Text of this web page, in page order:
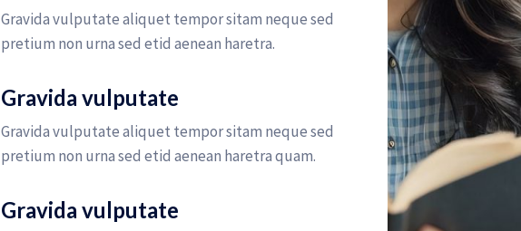
Gravida vulputate aliquet tempor sitam neque sed
pretium non urna sed etid aenean haretra.
Gravida vulputate
Gravida vulputate aliquet tempor sitam neque sed
pretium non urna sed etid aenean haretra quam.
Gravida vulputate